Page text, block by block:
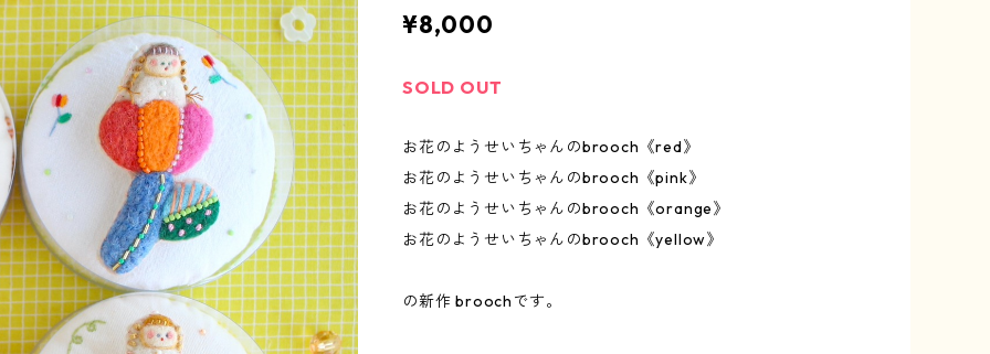
¥8,000
SOLD OUT
お花のようせいちゃんのbrooch《red》
お花のようせいちゃんのbrooch《pink》
お花のようせいちゃんのbrooch《orange》
お花のようせいちゃんのbrooch《yellow》
の新作 broochです。